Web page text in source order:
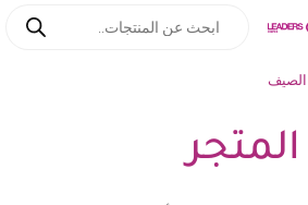
المتجر